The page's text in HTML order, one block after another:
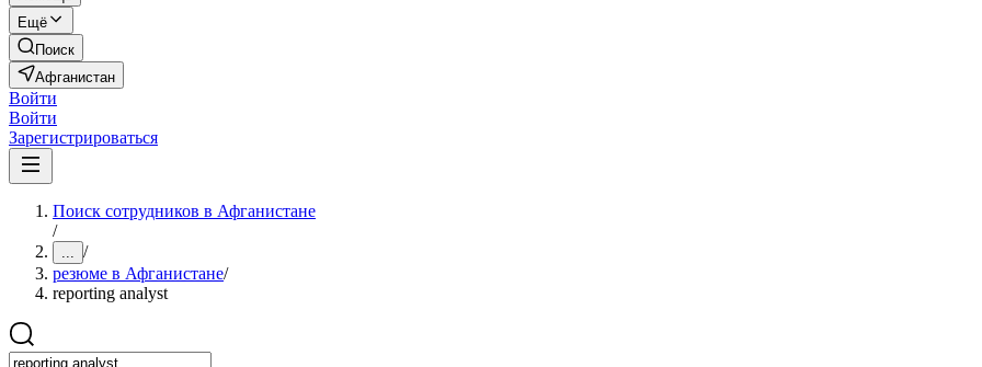
Ещё
Поиск
Афганистан
Войти
Войти
Зарегистрироваться
Поиск сотрудников в Афганистане
/
... /
резюме в Афганистане/
reporting analyst